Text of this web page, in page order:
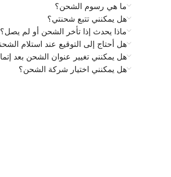
ما هي رسوم الشحن؟
هل يمكنني تتبع شحنتي؟
ماذا يحدث إذا تأخر الشحن أو لم يصل؟
هل أحتاج إلى التوقيع عند استلام
هل يمكنني تغيير عنوان الشحن بعد
هل يمكنني اختيار شركة الشحن؟